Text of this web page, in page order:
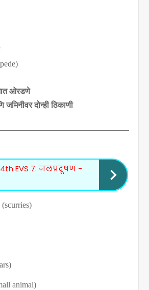
ओरडणे
जमिनीवर दोन्ही ठिकाणी
4th EVS 7. जलप्रदूषण -
(scurries)
animal)